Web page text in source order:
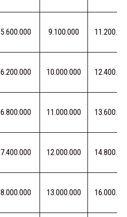
5.600.000 9.100.000
6.200.000 10.000.000
6.800.000 11.000.000
7.400.000 12.000.000
8.000.000 13.000.000